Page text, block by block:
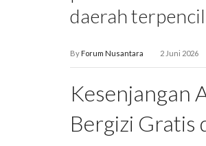
daerah terpencil
ByForum Nusantara 2 Juni 2026
Kesenjangan
Bergizi Gratis